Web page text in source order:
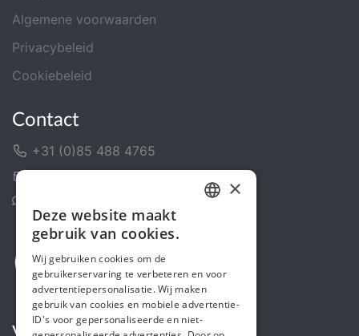
Algemene voorwaarden
Privacybeleid
Cookiebeleid
Contact
+31 (0)85 488 4765
ENGLISH
×
Deze website maakt
gebruik van cookies.
Wij gebruiken cookies om de
gebruikerservaring te verbeteren en voor
advertentiepersonalisatie. Wij maken
gebruik van cookies en mobiele advertentie-
ID's voor gepersonaliseerde en niet-